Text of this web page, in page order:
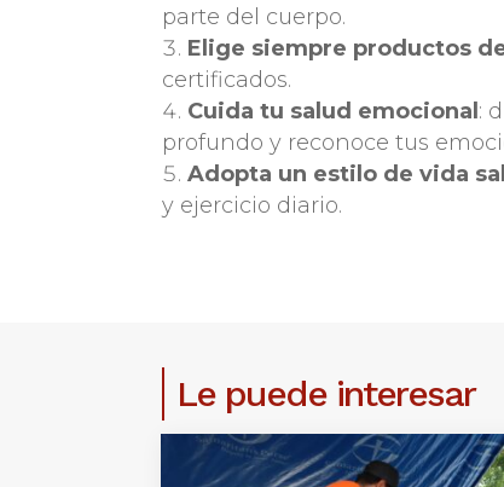
parte del cuerpo.
Elige siempre productos
certificados.
Cuida tu salud emocional :
profundo y reconoce tus
Adopta un estilo de vida
y ejercicio diario.
Le puede interesar